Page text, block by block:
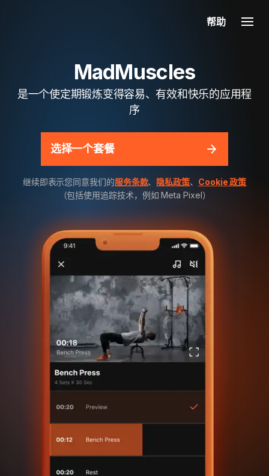
帮助
MadMuscles
是一个使定期锻炼变得容易、有效和快乐的应用程
序
选择一个套餐
继续即表示您同意我们的服务条款、 隐私政策、 Cookie 政策
（包括使用追踪技术，例如 Meta Pixel）